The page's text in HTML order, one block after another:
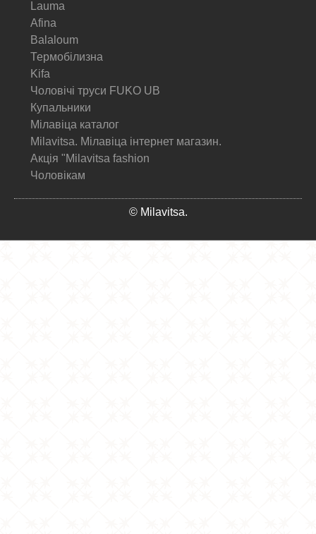
Lauma
Afina
Balaloum
Термобілизна
Kifa
Чоловічі труси FUKO UB
Купальники
Мілавіца каталог
Milavitsa. Мілавіца інтернет магазин.
Акція "Milavitsa fashion
Чоловікам
© Milavitsa.